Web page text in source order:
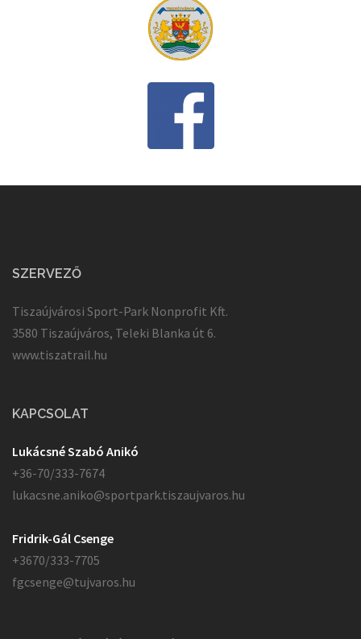
SZERVEZŐ
Tiszaújvárosi Sport-Park Nonprofit Kft.
3580 Tiszaújváros, Teleki Blanka út 6.
www.tiszatrail.hu
KAPCSOLAT
Lukácsné Szabó Anikó
+36-70/333-7674
lukacsne.aniko@sportpark.tiszaujvaros.hu
Fridrik-Gál Csenge
+3670/333-7705
fgcsenge@tujvaros.hu